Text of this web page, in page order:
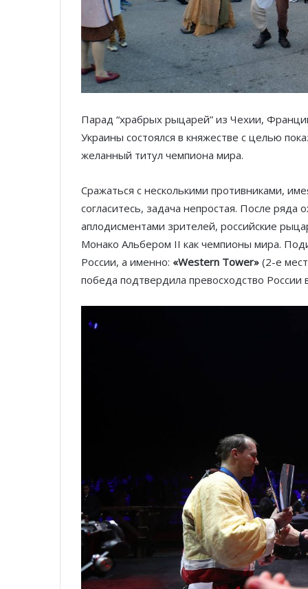
Парад “храбрых рыцарей” из Чехии,
Украины состоялся в княжестве с целью
желанный титул чемпиона мира.
Сражаться с несколькими противниками,
согласитесь, задача непростая. После
аплодисментами зрителей, российские
Монако Альбером II как чемпионы мира.
России, а именно: «Western Tower» (2-е
победа подтвердила превосходство